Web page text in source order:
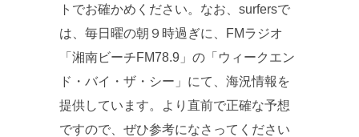
トでお確かめください。なお、surfersで
は、毎日曜の朝９時過ぎに、FMラジオ
「湘南ビーチFM78.9」の「ウィークエン
ド・バイ・ザ・シー」にて、海況情報を
提供しています。より直前で正確な予想
ですので、ぜひ参考になさってください